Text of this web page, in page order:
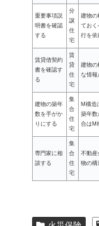
重要事項説
明書を確認
する
分
譲
住
宅
建物の
ておく
行を依
賃貸借契約
書を確認す
る
賃
貸
住
宅
建物の
な情報
建物の築年
数を手がか
りにする
集
合
住
宅
M構造
築年数
合はM
専門家に相
談する
集
合
住
宅
不動産
物の構